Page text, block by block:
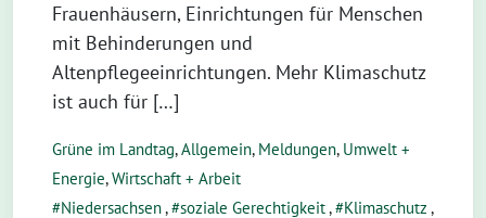
Frauenhäusern, Einrichtungen für Menschen
mit Behinderungen und
Altenpflegeeinrichtungen. Mehr Klimaschutz
ist auch für […]
Grüne im Landtag,Allgemein, Meldungen, Umwelt +
Energie,Wirtschaft + Arbeit
Niedersachsen, soziale Gerechtigkeit, Klimaschutz ,